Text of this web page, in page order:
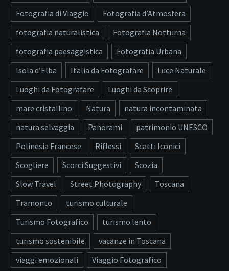
Fotografia di Viaggio
Fotografia d’Atmosfera
fotografia naturalistica
Fotografia Notturna
fotografia paesaggistica
Fotografia Urbana
Isola d’Elba
Italia da Fotografare
Luce Naturale
Luoghi da Fotografare
Luoghi da Scoprire
mare cristallino
Natura
natura incontaminata
natura selvaggia
Panorami
patrimonio UNESCO
Polinesia Francese
Riflessi
Scatti Iconici
Scogliere
Scorci Suggestivi
Scozia
Slow Travel
Street Photography
Toscana
Tramonto
turismo culturale
Turismo Fotografico
turismo lento
turismo sostenibile
vacanze in Toscana
viaggi emozionali
Viaggio Fotografico